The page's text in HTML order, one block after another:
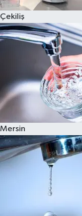
Çekiliş
Mersin